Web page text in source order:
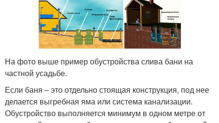
На фото выше пример обустройства слива бани на
частной усадьбе.
Если баня ‒ это отдельно стоящая конструкция, под нее
делается выгребная яма или система канализации.
Обустройство выполняется минимум в одном метре от